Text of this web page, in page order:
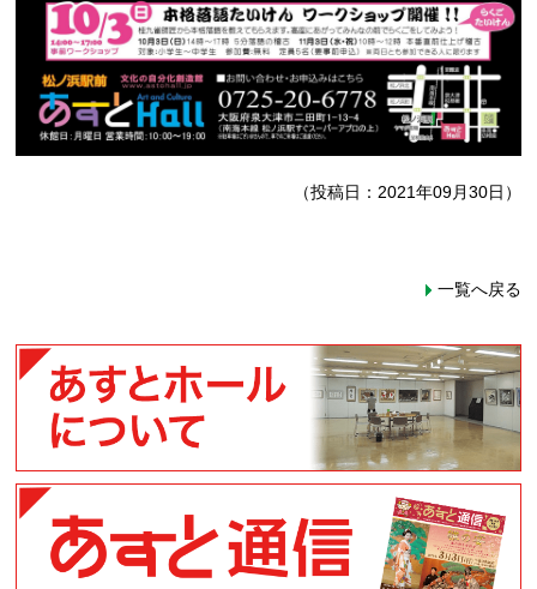
（投稿日：2021年09月30日）
一覧へ戻る